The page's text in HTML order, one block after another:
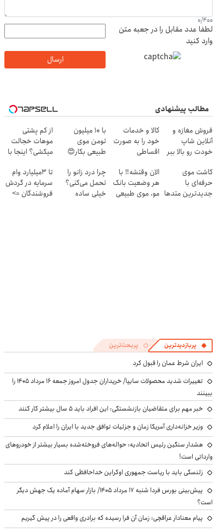
0/400
لطفا عدد مقابل را در جعبه متن
وارد کنید
ارسال
مطالب پیشنهادی
فروش مغازه و
آنلاین شاپ
خودت رو بالا ببر
کالا و خدمات
خود را به صورت
اقساطی
با 10 میلیون
تومن موی
طبیعی بکار😍
از کم پشتی
موهات خجالت
میکشی؟ اینجا با
کاشت موی
حرفه‌ای با
جدیدترین متدها
الان وقتشه‼️ با
هر وضعیت بانک
مو، موی طبیعی
چرا درد زانو را
تحمل می‌کنی؟
خیلی ساده
تا 3میلیارد وام
سرمایه در گردش
فروشندگان =>
پربازدیدترین پربحث‌ترین
ایران شرط عمان را قبول کرد
تغییرات شدید محصولات سایپا/ خریداران جدول امروز جمعه ۱۶ مرداد ۱۴۰۵ را
ببینند
خبر مهم برای متقاضیان بازنشستگی: این افراد باید ۵ سال بیشتر کار کنند
وزیر خزانه‌داری آمریکا زمان و جزئیات توافق جدید با ایران را اعلام کرد
هشدار سنگین رئیس اتحادیه: حواله‌های فروخته‌شده بسیار بیشتر از خودروهای
وارداتی است!
زلنسکی باید با ریاست جمهوری اوکراین خداحافظی کند
پیش‌بینی بورس فردا شنبه ۱۷ مرداد ۱۴۰۵/ بازار سهام آماده یک جهش دیگر
است؟
پیام معنادار عراقچی: زمان آن فرا رسیده که برادری واقعی را در پیش گیریم